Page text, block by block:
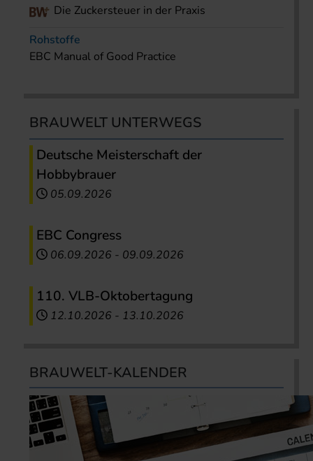
Die Zuckersteuer in der Praxis
Rohstoffe
EBC Manual of Good Practice
BRAUWELT UNTERWEGS
Deutsche Meisterschaft der
Hobbybrauer
05.09.2026
EBC Congress
06.09.2026 - 09.09.2026
110. VLB-Oktobertagung
12.10.2026 - 13.10.2026
BRAUWELT-KALENDER